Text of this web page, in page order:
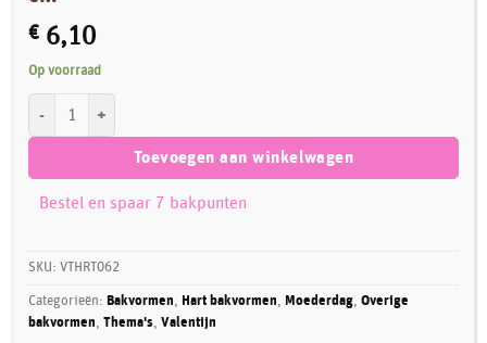
€ 6,10
Op voorraad
Toevoegen aan winkelwagen
Bestel en spaar 7 bakpunten
SKU: VTHRT062
Categorieën: Bakvormen, Hart bakvormen, Moederdag,Overige
bakvormen,Thema's,Valentijn